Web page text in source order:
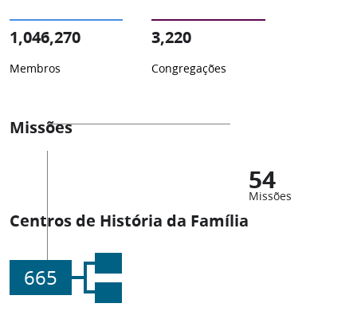
1,046,270
Membros
3,220
Congregações
Missões
54
Missões
Centros de História da Família
665